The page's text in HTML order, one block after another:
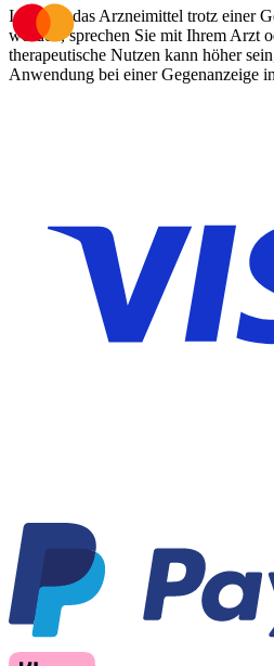
Ist Ihnen das Arzneimittel trotz einer
worden, sprechen Sie mit Ihrem Arzt
therapeutische Nutzen kann höher
Anwendung bei einer Gegenanzeige